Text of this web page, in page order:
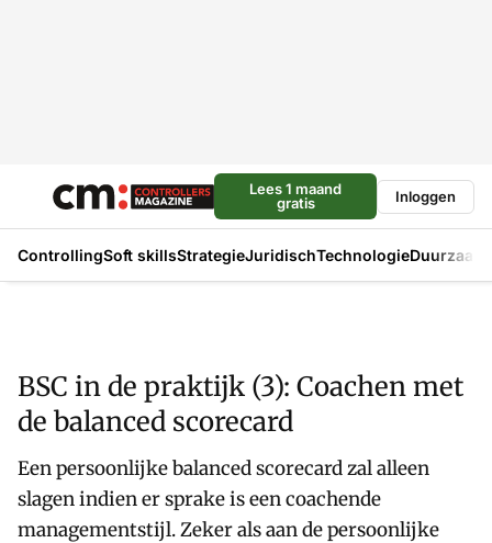
Lees 1 maand
gratis
Inloggen
ControllingSoft skillsStrategieJuridischTechnologie
BSC in de praktijk (3): Coachen met
de balanced scorecard
Een persoonlijke balanced scorecard zal alleen
slagen indien er sprake is een coachende
managementstijl. Zeker als aan de persoonlijke